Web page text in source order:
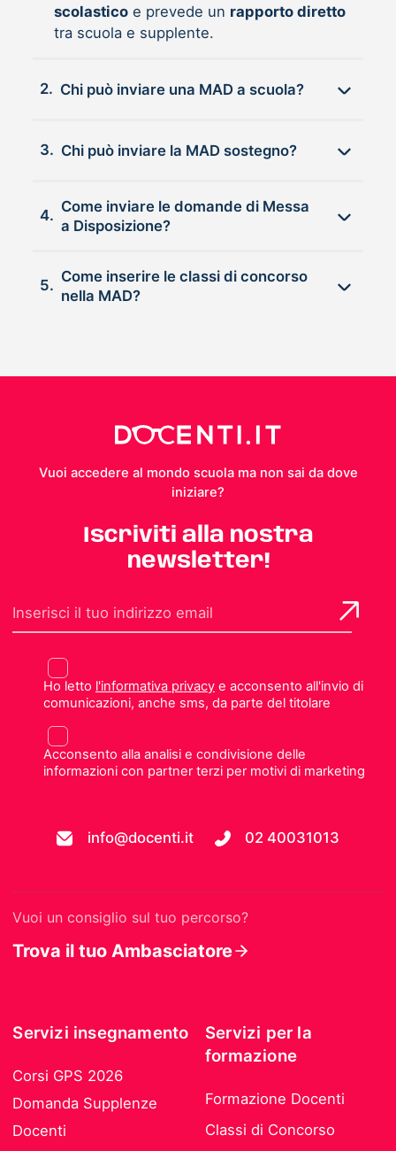
scolasticoe prevede un rapporto diretto
tra scuola e supplente.
2. Chi può inviare una MAD a scuola?
3. Chi può inviare la MAD sostegno?
4.
Come inviare le domande di Messa
a Disposizione?
5.
Come inserire le classi di concorso
nella MAD?
Vuoi accedere al mondo scuola ma non sai da dove
iniziare?
Iscriviti alla nostra
newsletter!
Ho letto l'informativa privacye acconsento all'invio di
comunicazioni, anche sms, da parte del titolare
Acconsento alla analisi e condivisione delle
informazioni con partner terzi per motivi di marketing
info@docenti.it 02 40031013
Vuoi un consiglio sul tuo percorso?
Trova il tuo Ambasciatore
Servizi insegnamento
Corsi GPS 2026
Domanda Supplenze
Docenti
Servizi per la
formazione
Formazione Docenti
Classi di Concorso